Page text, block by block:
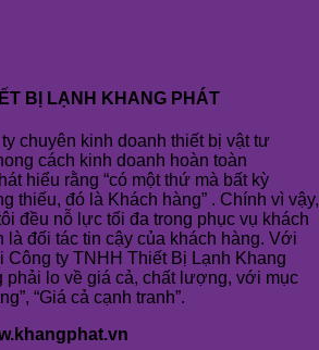
BỊ LẠNH KHANG PHÁT
chuyên kinh doanh thiết bị vật tư
cách kinh doanh hoàn toàn
hiểu rằng “có một thứ mà bất kỳ
thiếu, đó là Khách hàng” . Chính vì vậy,
đều nỗ lực tối đa trong phục vụ khách
là đối tác tin cậy của khách hàng. Với
ty TNHH Thiết Bị Lạnh Khang
phải lo về giá cả, chất lượng, với mục
“Giá cả cạnh tranh”.